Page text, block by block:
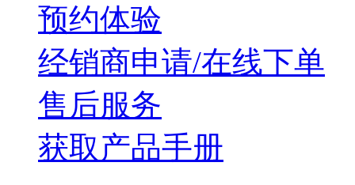
预约体验
经销商申请/在线下单
售后服务
获取产品手册